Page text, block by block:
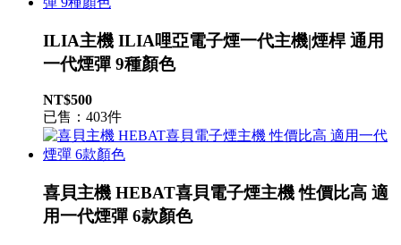
ILIA主機 ILIA哩亞電子煙一代主機|煙桿 通用
一代煙彈 9種顏色
NT$500
已售：403件
喜貝主機 HEBAT喜貝電子煙主機 性價比高 適
用一代煙彈 6款顏色